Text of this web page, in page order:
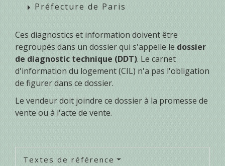
arrow_right Préfecture de Paris
Ces diagnostics et information doivent être
regroupés dans un dossier qui s'appelle le dossier
de diagnostic technique (DDT). Le carnet
d'information du logement (CIL) n'a pas l'obligation
de figurer dans ce dossier.
Le vendeur doit joindre ce dossier à la promesse de
vente ou à l'acte de vente.
Textes de référence